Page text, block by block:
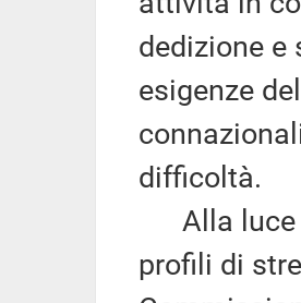
dedizione e
esigenze
difficoltà.
Alla luce
profili di